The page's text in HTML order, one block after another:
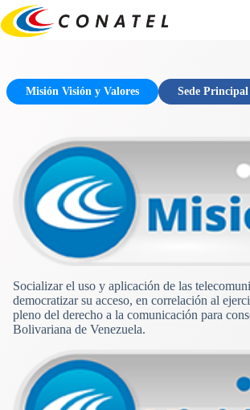
Saltar
al
contenido
Misión Visión y Valores Sede Principal
Socializar el uso y aplicación de las
democratizar su acceso, en correlación al
pleno del derecho a la comunicación para
Bolivariana de Venezuela.